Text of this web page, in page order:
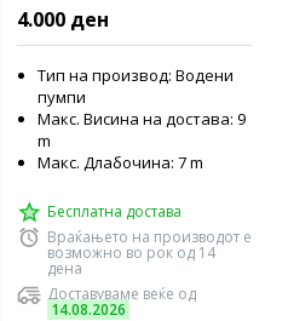
4.000 ден
Тип на производ: Водени
пумпи
Макс. Висина на достава: 9
m
Макс. Длабочина: 7 m
Бесплатна достава
Враќањето на производот е
возможно во рок од 14
дена
Доставуваме веќе од
14.08.2026